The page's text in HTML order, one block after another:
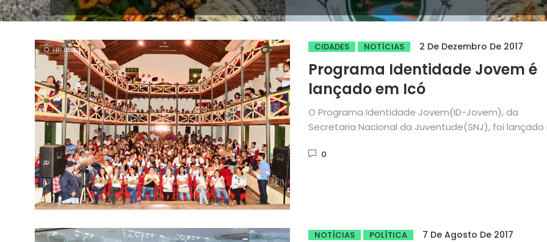
CIDADES NOTÍCIAS 2 De Dezembro De 2017
Programa Identidade Jovem é
lançado em Icó
O Programa Identidade Jovem(ID-Jovem), da
Secretaria Nacional da Juventude(SNJ), foi lançado
0
NOTÍCIAS POLÍTICA 7 De Agosto De 2017